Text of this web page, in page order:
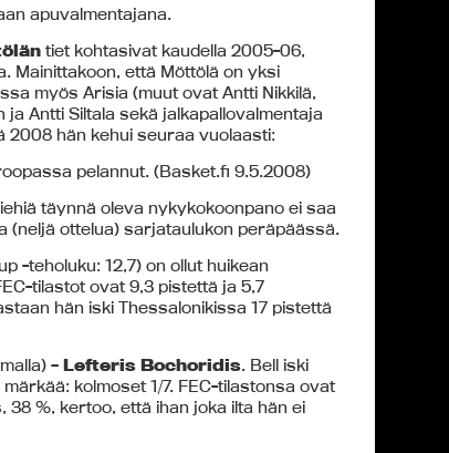
apuvalmentajana.
tiet kohtasivat kaudella 2005-06,
Mainittakoon, että Möttölä on yksi
myös Arisia (muut ovat Antti Nikkilä,
Antti Siltala sekä jalkapallovalmentaja
2008 hän kehui seuraa vuolaasti:
pelannut. (Basket.fi 9.5.2008)
täynnä oleva nykykokoonpano ei saa
(neljä ottelua) sarjataulukon peräpäässä.
-teholuku: 12,7) on ollut huikean
tilastot ovat 9,3 pistettä ja 5,7
hän iski Thessalonikissa 17 pistettä
–Lefteris Bochoridis. Bell iski
kolmoset 1/7. FEC-tilastonsa ovat
38 %, kertoo, että ihan joka ilta hän ei